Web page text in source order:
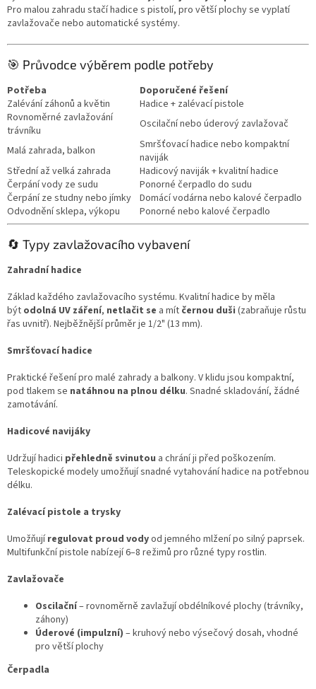
a
c
p
r
k
y
v
ý
p
i
s
u
Pro malou zahradu stačí hadice s pistolí, pro větší plochy se vyplatí
zavlažovače nebo automatické systémy.
🎯 Průvodce výběrem podle potřeby
Potřeba
Doporučené řešení
Zalévání záhonů a květin
Hadice + zalévací pistole
Rovnoměrné zavlažování
trávníku
Oscilační nebo úderový zavlažovač
Malá zahrada, balkon
Smršťovací hadice nebo kompaktní
naviják
Střední až velká zahrada
Hadicový naviják + kvalitní hadice
Čerpání vody ze sudu
Ponorné čerpadlo do sudu
Čerpání ze studny nebo jímky Domácí vodárna nebo kalové čerpadlo
Odvodnění sklepa, výkopu
Ponorné nebo kalové čerpadlo
🔄 Typy zavlažovacího vybavení
Zahradní hadice
Základ každého zavlažovacího systému. Kvalitní hadice by měla
být odolná UV záření, netlačit se a mít černou duši (zabraňuje růstu
řas uvnitř). Nejběžnější průměr je 1/2" (13 mm).
Smršťovací hadice
Praktické řešení pro malé zahrady a balkony. V klidu jsou kompaktní,
pod tlakem se natáhnou na plnou délku. Snadné skladování, žádné
zamotávání.
Hadicové navijáky
Udržují hadici přehledně svinutou a chrání ji před poškozením.
Teleskopické modely umožňují snadné vytahování hadice na potřebnou
délku.
Zalévací pistole a trysky
Umožňují regulovat proud vodyod jemného mlžení po silný paprsek.
Multifunkční pistole nabízejí 6–8 režimů pro různé typy rostlin.
Zavlažovače
Oscilační– rovnoměrně zavlažují obdélníkové plochy (trávníky,
záhony)
Úderové (impulzní) – kruhový nebo výsečový dosah, vhodné
pro větší plochy
Čerpadla